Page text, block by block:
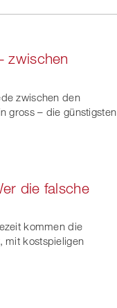
zwischen
zwischen den
gross – die günstigsten
die falsche
kommen die
mit kostspieligen